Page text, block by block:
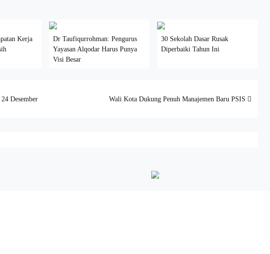
Kerja
Dr Taufiqurrohman: Pengurus
Yayasan Alqodar Harus Punya
Visi Besar
30 Sekolah Dasar Rusak
Diperbaiki Tahun Ini
Desember Wali Kota Dukung Penuh Manajemen Baru PSIS